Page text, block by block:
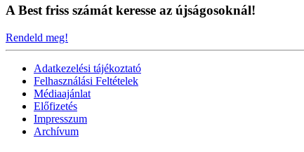
A Best friss számát keresse az újságosoknál!
Rendeld meg!
Adatkezelési tájékoztató
Felhasználási Feltételek
Médiaajánlat
Előfizetés
Impresszum
Archívum